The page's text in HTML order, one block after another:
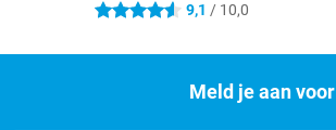
4.6 sterren 9,1 / 10,0
Meld je aan